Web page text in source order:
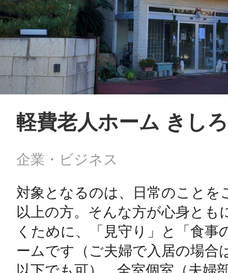
軽費老人ホーム きし
企業・ビジネス
対象となるのは、日常のことを
以上の方。そんな方が心身とも
くために、「見守り」と「食事
ームです（ご夫婦で入居の場合